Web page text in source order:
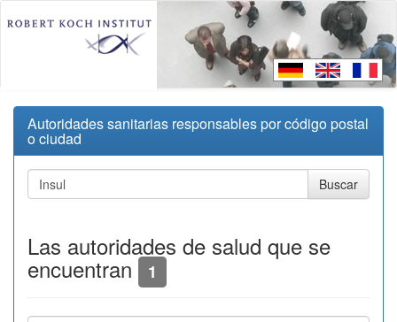
Autoridades sanitarias responsables por código postal
o ciudad
Las autoridades de salud que se
encuentran 1